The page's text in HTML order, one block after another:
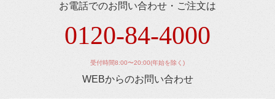
お電話でのお問い合わせ・ご注文は
0120-84-4000
受付時間8:00〜20:00(年始を除く)
WEBからのお問い合わせ